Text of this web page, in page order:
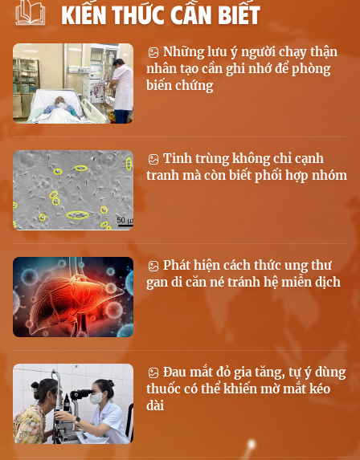
KIẾN THỨC CẦN BIẾT
Những lưu ý người chạy thận
nhân tạo cần ghi nhớ để phòng
biến chứng
Tinh trùng không chỉ cạnh
tranh mà còn biết phối hợp nhóm
Phát hiện cách thức ung thư
gan di căn né tránh hệ miễn dịch
Đau mắt đỏ gia tăng, tự ý dùng
thuốc có thể khiến mờ mắt kéo
dài